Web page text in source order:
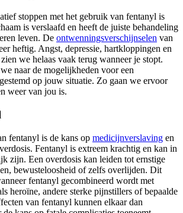
stoppen met het gebruik van fentanyl is
is verslaafd en heeft de juiste behandeling
leven. De ontwenningsverschijnselen van
heftig. Angst, depressie, hartkloppingen en
we helaas vaak terug wanneer je stopt.
naar de mogelijkheden voor een
op jouw situatie. Zo gaan we ervoor
weer van jou is.
fentanyl is de kans op medicijnverslaving en
Fentanyl is extreem krachtig en kan in
zijn. Een overdosis kan leiden tot ernstige
bewusteloosheid of zelfs overlijden. Dit
fentanyl gecombineerd wordt met
heroïne, andere sterke pijnstillers of bepaalde
van fentanyl kunnen elkaar dan